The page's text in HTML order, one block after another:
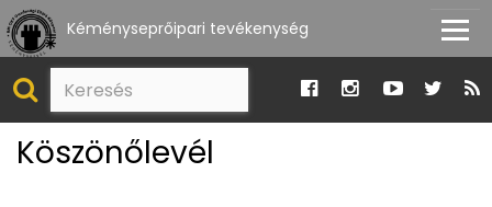
Kéményseprőipari tevékenység
Köszönőlevél